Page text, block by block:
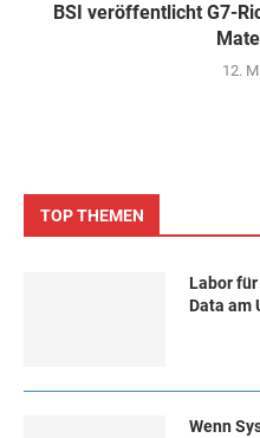
BSI veröffentlicht G7-
12.
TOP THEMEN
Labor
Data am
Wenn